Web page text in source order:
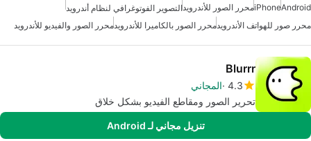
Android
iPhoneمحرر الصور للأندرويدالتصوير الفوتوغرافي لنظام أندرويد
محرر صور للهواتف الأندرويدمحرر الصور بالكاميرا للأندرويدمحرر الصور والفيديو للأندرويد
Blurrr
4.3 المجاني
تحرير الصور ومقاطع الفيديو بشكل خلاق
تنزيل مجاني لـ Android